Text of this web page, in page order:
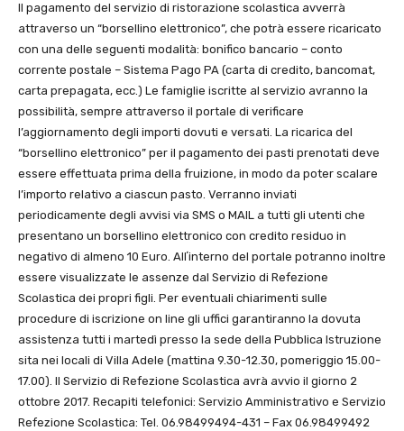
Il pagamento del servizio di ristorazione scolastica avverrà
attraverso un “borsellino elettronico”, che potrà essere ricaricato
con una delle seguenti modalità: bonifico bancario – conto
corrente postale – Sistema Pago PA (carta di credito, bancomat,
carta prepagata, ecc.) Le famiglie iscritte al servizio avranno la
possibilità, sempre attraverso il portale di verificare
l’aggiornamento degli importi dovuti e versati. La ricarica del
“borsellino elettronico” per il pagamento dei pasti prenotati deve
essere effettuata prima della fruizione, in modo da poter scalare
l’importo relativo a ciascun pasto. Verranno inviati
periodicamente degli avvisi via SMS o MAIL a tutti gli utenti che
presentano un borsellino elettronico con credito residuo in
negativo di almeno 10 Euro. Allʼinterno del portale potranno inoltre
essere visualizzate le assenze dal Servizio di Refezione
Scolastica dei propri figli. Per eventuali chiarimenti sulle
procedure di iscrizione on line gli uffici garantiranno la dovuta
assistenza tutti i martedì presso la sede della Pubblica Istruzione
sita nei locali di Villa Adele (mattina 9.30-12.30, pomeriggio 15.00-
17.00). Il Servizio di Refezione Scolastica avrà avvio il giorno 2
ottobre 2017. Recapiti telefonici: Servizio Amministrativo e Servizio
Refezione Scolastica: Tel. 06.98499494-431 – Fax 06.98499492